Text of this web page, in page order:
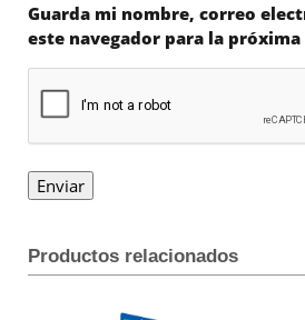
Guarda mi nombre, correo
este navegador para la
Productos relacionados